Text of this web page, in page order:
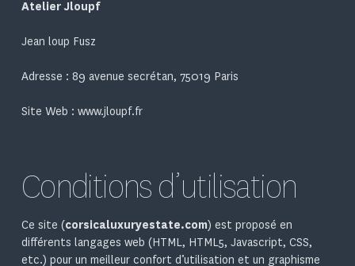
Atelier Jloupf
Jean loup Fusz
Adresse : 89 avenue secrétan, 75019 Paris
Site Web : www.jloupf.fr
Conditions d’utilisation
Ce site (corsicaluxuryestate.com) est proposé en
différents langages web (HTML, HTML5, Javascript, CSS,
etc.) pour un meilleur confort d’utilisation et un graphisme